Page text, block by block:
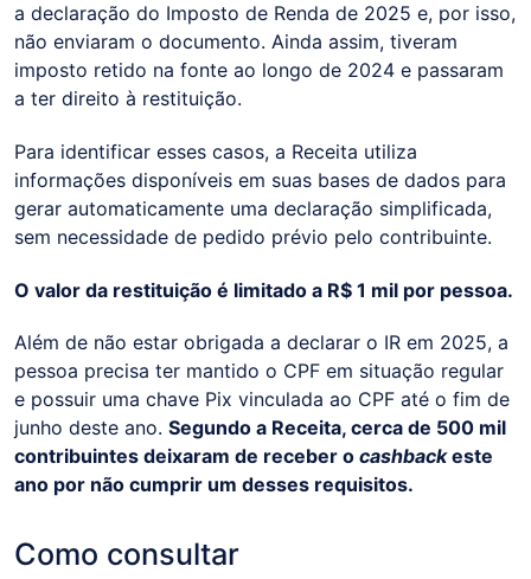
a declaração do Imposto de Renda de 2025 e, por isso,
não enviaram o documento. Ainda assim, tiveram
imposto retido na fonte ao longo de 2024 e passaram
a ter direito à restituição.
Para identificar esses casos, a Receita utiliza
informações disponíveis em suas bases de dados para
gerar automaticamente uma declaração simplificada,
sem necessidade de pedido prévio pelo contribuinte.
O valor da restituição é limitado a R$ 1 mil por pessoa.
Além de não estar obrigada a declarar o IR em 2025, a
pessoa precisa ter mantido o CPF em situação regular
e possuir uma chave Pix vinculada ao CPF até o fim de
junho deste ano. Segundo a Receita, cerca de 500 mil
contribuintes deixaram de receber o cashbackeste
ano por não cumprir um desses requisitos.
Como consultar